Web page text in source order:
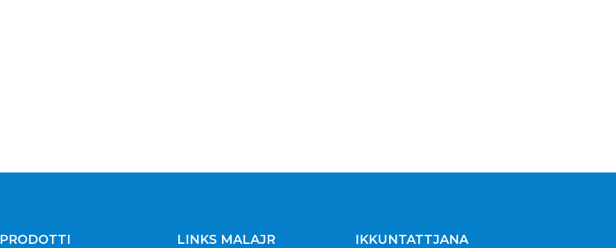
PRODOTTI LINKS MALAJR IKKUNTATTJANA